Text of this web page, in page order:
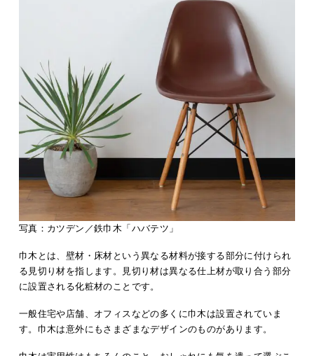
写真：カツデン／鉄巾木「ハバテツ」
巾木とは、壁材・床材という異なる材料が接する部分に付けられ
る見切り材を指します。見切り材は異なる仕上材が取り合う部分
に設置される化粧材のことです。
一般住宅や店舗、オフィスなどの多くに巾木は設置されていま
す。巾木は意外にもさまざまなデザインのものがあります。